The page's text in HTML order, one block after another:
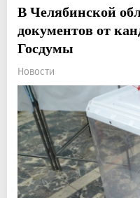
В Челябинской
документов от
Госдумы
Новости